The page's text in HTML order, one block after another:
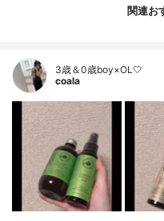
関連お
3歳＆0歳boy×OL🤍
coala